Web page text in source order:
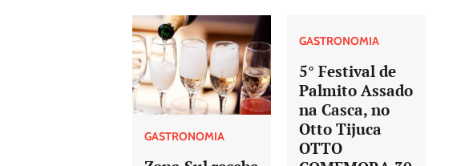
GASTRONOMIA
GASTRONOMIA
5° Festival de
Palmito Assado
na Casca, no
Otto Tijuca
OTTO